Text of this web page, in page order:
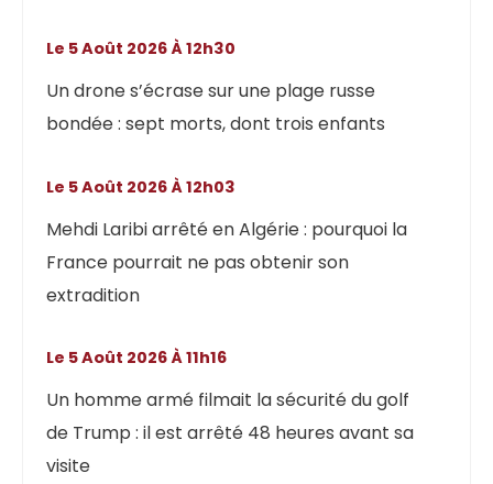
Un drone s’écrase sur une plage russe
bondée : sept morts, dont trois enfants
Le 5 Août 2026 À 12h30
Mehdi Laribi arrêté en Algérie : pourquoi la
France pourrait ne pas obtenir son
extradition
Le 5 Août 2026 À 12h03
Un homme armé filmait la sécurité du golf
de Trump : il est arrêté 48 heures avant sa
visite
Le 5 Août 2026 À 11h16